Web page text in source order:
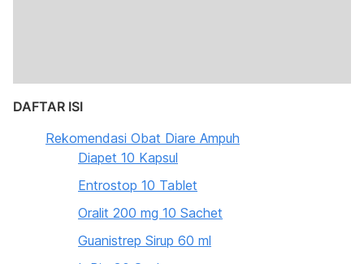
DAFTAR ISI
Rekomendasi Obat Diare Ampuh
Diapet 10 Kapsul
Entrostop 10 Tablet
Oralit 200 mg 10 Sachet
Guanistrep Sirup 60 ml